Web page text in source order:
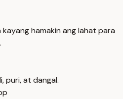
kayang hamakin ang lahat para
puri, at dangal.